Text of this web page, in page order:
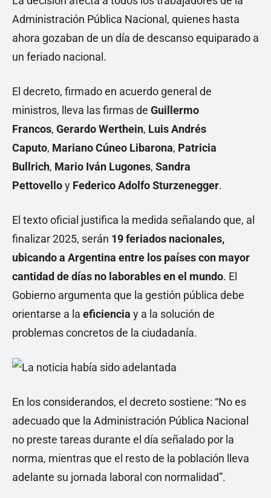
Administración Pública Nacional, quienes hasta
ahora gozaban de un día de descanso equiparado a
un feriado nacional.
El decreto, firmado en acuerdo general de
ministros, lleva las firmas de Guillermo
Francos, Gerardo Werthein, Luis Andrés
Caputo, Mariano Cúneo Libarona, Patricia
Bullrich, Mario Iván Lugones, Sandra
Pettovelloy Federico Adolfo Sturzenegger.
El texto oficial justifica la medida señalando que, al
finalizar 2025, serán 19 feriados nacionales,
ubicando a Argentina entre los países con mayor
cantidad de días no laborables en el mundo. El
Gobierno argumenta que la gestión pública debe
orientarse a la eficiencia y a la solución de
problemas concretos de la ciudadanía.
En los considerandos, el decreto sostiene: “No es
adecuado que la Administración Pública Nacional
no preste tareas durante el día señalado por la
norma, mientras que el resto de la población lleva
adelante su jornada laboral con normalidad”.